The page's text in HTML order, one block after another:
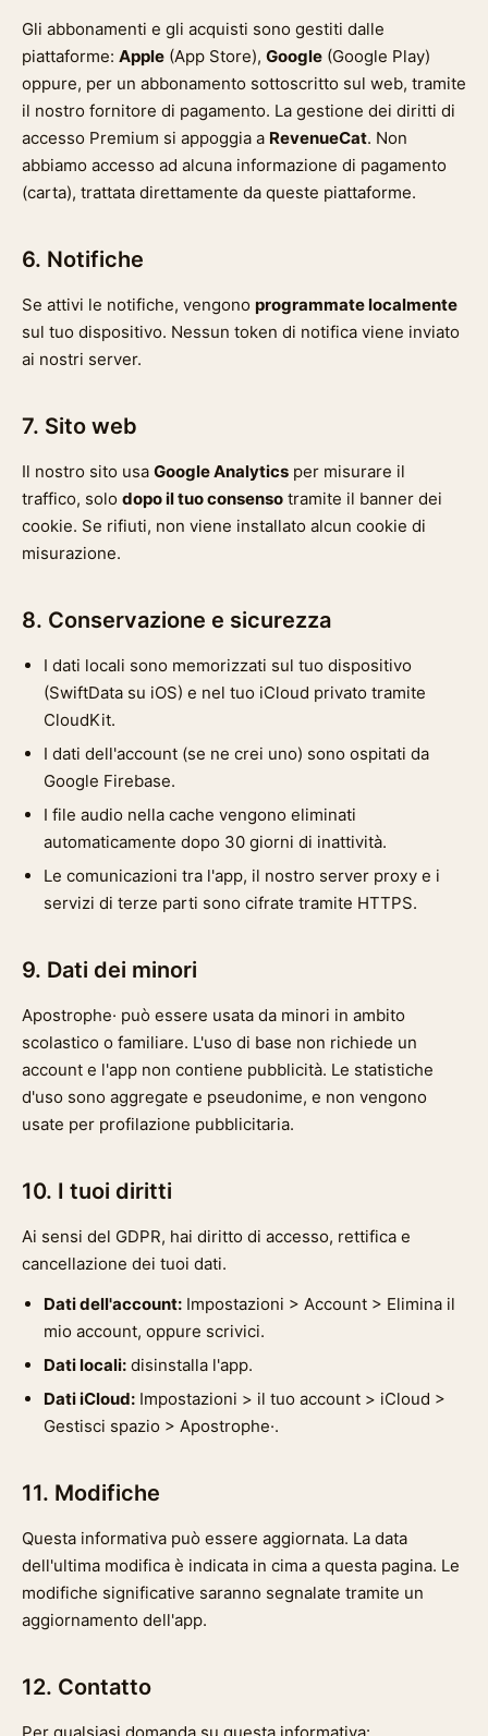
Gli abbonamenti e gli acquisti sono gestiti dalle
piattaforme: Apple (App Store), Google (Google Play)
oppure, per un abbonamento sottoscritto sul web, tramite
il nostro fornitore di pagamento. La gestione dei diritti di
accesso Premium si appoggia a RevenueCat. Non
abbiamo accesso ad alcuna informazione di pagamento
(carta), trattata direttamente da queste piattaforme.
6. Notifiche
Se attivi le notifiche, vengono programmate localmente
sul tuo dispositivo. Nessun token di notifica viene inviato
ai nostri server.
7. Sito web
Il nostro sito usa Google Analytics per misurare il
traffico, solo dopo il tuo consenso tramite il banner dei
cookie. Se rifiuti, non viene installato alcun cookie di
misurazione.
8. Conservazione e sicurezza
I dati locali sono memorizzati sul tuo dispositivo
(SwiftData su iOS) e nel tuo iCloud privato tramite
CloudKit.
I dati dell'account (se ne crei uno) sono ospitati da
Google Firebase.
I file audio nella cache vengono eliminati
automaticamente dopo 30 giorni di inattività.
Le comunicazioni tra l'app, il nostro server proxy e i
servizi di terze parti sono cifrate tramite HTTPS.
9. Dati dei minori
Apostrophe· può essere usata da minori in ambito
scolastico o familiare. L'uso di base non richiede un
account e l'app non contiene pubblicità. Le statistiche
d'uso sono aggregate e pseudonime, e non vengono
usate per profilazione pubblicitaria.
10. I tuoi diritti
Ai sensi del GDPR, hai diritto di accesso, rettifica e
cancellazione dei tuoi dati.
Dati dell'account: Impostazioni > Account > Elimina il
mio account, oppure scrivici.
Dati locali: disinstalla l'app.
Dati iCloud: Impostazioni > il tuo account > iCloud >
Gestisci spazio > Apostrophe·.
11. Modifiche
Questa informativa può essere aggiornata. La data
dell'ultima modifica è indicata in cima a questa pagina. Le
modifiche significative saranno segnalate tramite un
aggiornamento dell'app.
12. Contatto